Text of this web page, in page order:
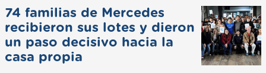
74 familias de Mercedes
recibieron sus lotes y dieron
un paso decisivo hacia la
casa propia